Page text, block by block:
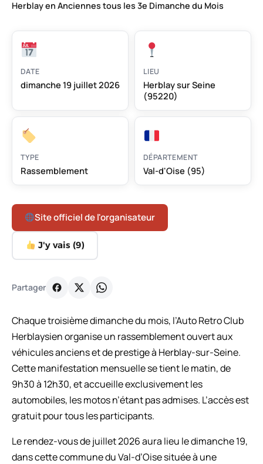
Herblay en Anciennes tous les 3e Dimanche du Mois
DATE
dimanche 19 juillet 2026
LIEU
Herblay sur Seine
(95220)
TYPE
Rassemblement
DÉPARTEMENT
Val-d'Oise (95)
Site officiel de l'organisateur
J'y vais (9)
Partager
Chaque troisième dimanche du mois, l’Auto Retro Club
Herblaysien organise un rassemblement ouvert aux
véhicules anciens et de prestige à Herblay-sur-Seine.
Cette manifestation mensuelle se tient le matin, de
9h30 à 12h30, et accueille exclusivement les
automobiles, les motos n’étant pas admises. L’accès est
gratuit pour tous les participants.
Le rendez-vous de juillet 2026 aura lieu le dimanche 19,
dans cette commune du Val-d’Oise située à une